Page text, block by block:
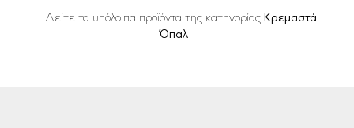
Δείτε τα υπόλοιπα προϊόντα της κατηγορίας Κρεμαστά
Όπαλ